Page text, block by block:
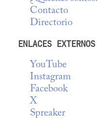
Contacto
Directorio
ENLACES EXTERNOS
YouTube
Instagram
Facebook
X
Spreaker